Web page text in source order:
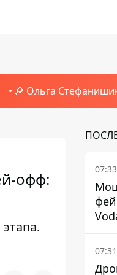
🔎 Ольга
офф:
07:33
07:31